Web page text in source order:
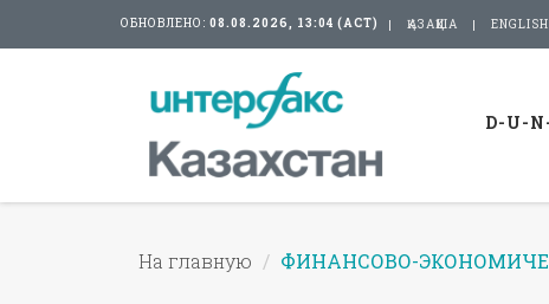
ОБНОВЛЕНО: 08.08.2026, 13:04 (АСТ) ҚАЗАҚША ENGLISH
D-U-
На главную ФИНАНСОВО-